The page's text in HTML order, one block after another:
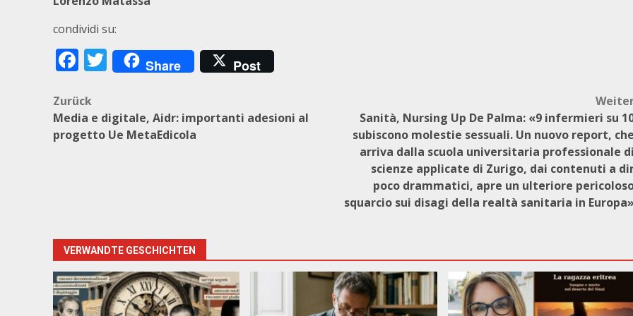
condividi su:
Facebook
Twitter
Share Post
Beitragsnavigation
Zurück
Media e digitale, Aidr: importanti adesioni al
progetto Ue MetaEdicola
Sanità, Nursing Up De Palma: «9 infermieri su
subiscono molestie sessuali. Un nuovo report, che
arriva dalla scuola universitaria professionale di
scienze applicate di Zurigo, dai contenuti a
poco drammatici, apre un ulteriore
squarcio sui disagi della realtà sanitaria in Europa»
VERWANDTE GESCHICHTEN